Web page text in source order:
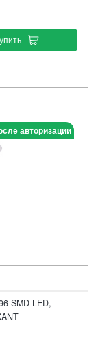
авторизации
SMD LED,